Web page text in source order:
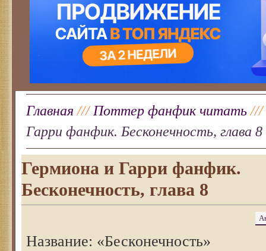
Главная ///Поттер фанфик читать///
Гарри фанфик. Бесконечность, глава 8
Гермиона и Гарри фанфик.
Бесконечность, глава 8
Название: «Бесконечность»